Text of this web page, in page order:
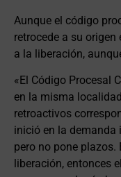
Aunque el código
retrocede a su
a la liberación,
«El Código Procesal
en la misma
retroactivos
inició en la demanda
pero no pone plazos.
liberación, entonces